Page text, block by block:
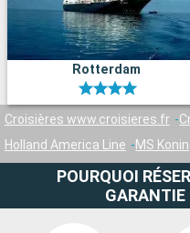
Rotterdam
Croisières www.croisieres.fr
Holland America Line
MS
POURQUOI
GARANTIE